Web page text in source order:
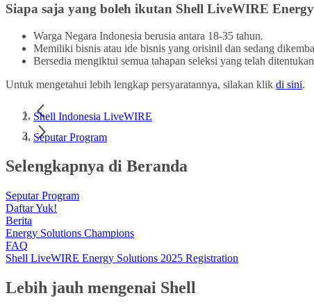
Siapa saja yang boleh ikutan Shell LiveWIRE
Warga Negara Indonesia berusia antara 18-35 tahun.
Memiliki bisnis atau ide bisnis yang orisinil dan sedang
Bersedia mengiktui semua tahapan seleksi yang telah
Untuk mengetahui lebih lengkap persyaratannya, silakan klik di sini.
Shell Indonesia LiveWIRE
Seputar Program
Selengkapnya di Beranda
Seputar Program
Daftar Yuk!
Berita
Energy Solutions Champions
FAQ
Shell LiveWIRE Energy Solutions 2025 Registration
Lebih jauh mengenai Shell